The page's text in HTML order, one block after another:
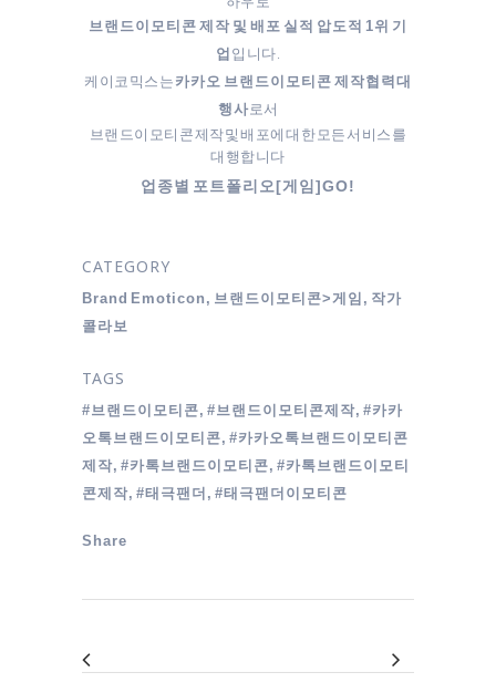
브랜드이모티콘 제작 및 배포 실적 압도적 1위 기
업 입니다.
케이코믹스는 카카오 브랜드이모티콘 제작협력대
행사로서
브랜드이모티콘 제작 및 배포에 대한 모든 서비스를
대행합니다
업종별 포트폴리오[게임]GO!
CATEGORY
Brand Emoticon, 브랜드이모티콘>게임, 작가
콜라보
TAGS
#브랜드이모티콘, #브랜드이모티콘제작, #카카
오톡브랜드이모티콘, #카카오톡브랜드이모티콘
제작, #카톡브랜드이모티콘, #카톡브랜드이모티
콘제작, #태극팬더, #태극팬더이모티콘
Share